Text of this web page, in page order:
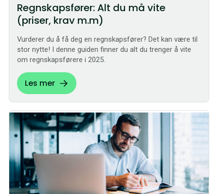
Regnskapsfører: Alt du må vite
(priser, krav m.m)
Vurderer du å få deg en regnskapsfører? Det kan være til
stor nytte! I denne guiden finner du alt du trenger å vite
om regnskapsførere i 2025.
Les mer